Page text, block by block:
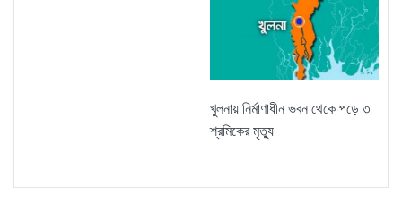
খুলনায় নির্মাণাধীন ভবন থেকে পড়ে ৩
শ্রমিকের মৃত্যু